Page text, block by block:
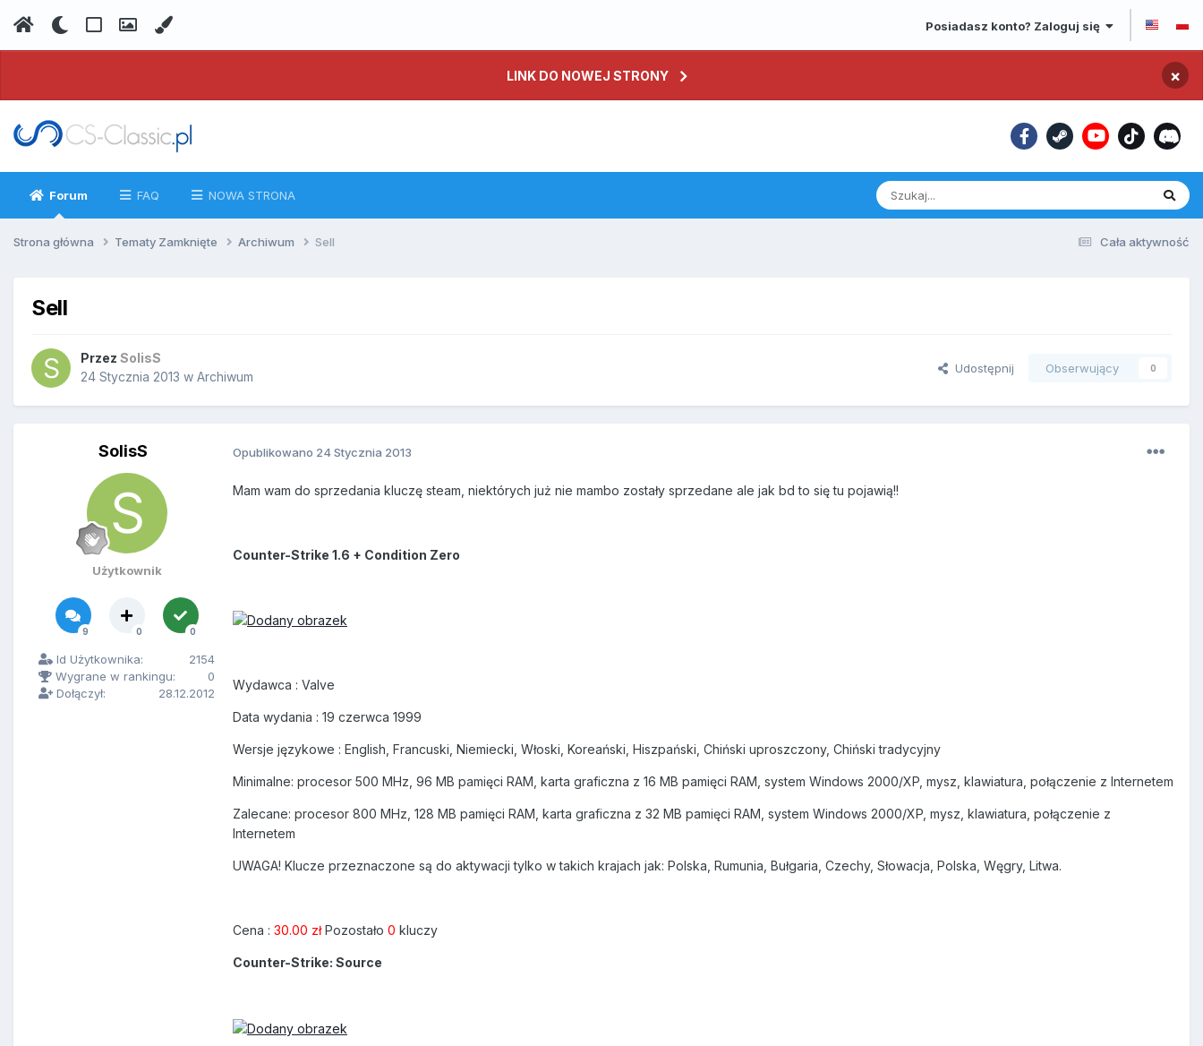
Posiadasz konto? Zaloguj się
LINK DO NOWEJ STRONY ×
Forum FAQ NOWA STRONA
Cała aktywność
Strona główna Tematy Zamknięte Archiwum Sell
Sell
Przez SolisS
24 Stycznia 2013 w Archiwum
Udostępnij Obserwujący 0
SolisS
Użytkownik
9 0 0
Id Użytkownika:
2154
Wygrane w rankingu:
0
Dołączył:
28.12.2012
Opublikowano 24 Stycznia 2013
Mam wam do sprzedania kluczę steam, niektórych już nie mambo zostały sprzedane ale jak bd to się tu pojawią!!
Counter-Strike 1.6 + Condition Zero
Wydawca : Valve
Data wydania : 19 czerwca 1999
Wersje językowe : English, Francuski, Niemiecki, Włoski, Koreański, Hiszpański, Chiński uproszczony, Chiński tradycyjny
Minimalne: procesor 500 MHz, 96 MB pamięci RAM, karta graficzna z 16 MB pamięci RAM, system Windows 2000/XP, mysz, klawiatura, połączenie z Internetem
Zalecane: procesor 800 MHz, 128 MB pamięci RAM, karta graficzna z 32 MB pamięci RAM, system Windows 2000/XP, mysz, klawiatura, połączenie z
Internetem
UWAGA! Klucze przeznaczone są do aktywacji tylko w takich krajach jak: Polska, Rumunia, Bułgaria, Czechy, Słowacja, Polska, Węgry, Litwa.
Cena : 30.00 złPozostało 0 kluczy
Counter-Strike: Source